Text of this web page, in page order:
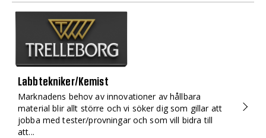
Labbtekniker/Kemist
Marknadens behov av innovationer av hållbara
material blir allt större och vi söker dig som gillar att
jobba med tester/provningar och som vill bidra till
att...